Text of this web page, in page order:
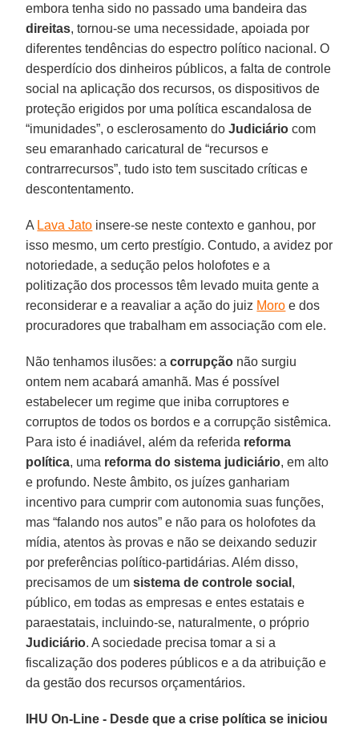
embora tenha sido no passado uma bandeira das
direitas, tornou-se uma necessidade, apoiada por
diferentes tendências do espectro político nacional. O
desperdício dos dinheiros públicos, a falta de controle
social na aplicação dos recursos, os dispositivos de
proteção erigidos por uma política escandalosa de
“imunidades”, o esclerosamento doJudiciário com
seu emaranhado caricatural de “recursos e
contrarrecursos”, tudo isto tem suscitado críticas e
descontentamento.
A Lava Jato insere-se neste contexto e ganhou, por
isso mesmo, um certo prestígio. Contudo, a avidez por
notoriedade, a sedução pelos holofotes e a
politização dos processos têm levado muita gente a
reconsiderar e a reavaliar a ação do juiz Moro e dos
procuradores que trabalham em associação com ele.
Não tenhamos ilusões: acorrupção não surgiu
ontem nem acabará amanhã. Mas é possível
estabelecer um regime que iniba corruptores e
corruptos de todos os bordos e a corrupção sistêmica.
Para isto é inadiável, além da referida reforma
política, uma reforma do sistema judiciário, em alto
e profundo. Neste âmbito, os juízes ganhariam
incentivo para cumprir com autonomia suas funções,
mas “falando nos autos” e não para os holofotes da
mídia, atentos às provas e não se deixando seduzir
por preferências político-partidárias. Além disso,
precisamos de umsistema de controle social ,
público, em todas as empresas e entes estatais e
paraestatais, incluindo-se, naturalmente, o próprio
Judiciário. A sociedade precisa tomar a si a
fiscalização dos poderes públicos e a da atribuição e
da gestão dos recursos orçamentários.
IHU On-Line - Desde que a crise política se iniciou